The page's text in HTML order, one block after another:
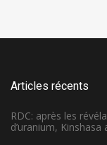
Articles récents
RDC: après les
d’uranium,